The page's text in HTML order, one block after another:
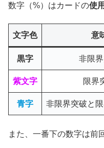
数字（%）はカードの使
文字色 意
黒字 非限
紫文字 限界
青字 非限界突破と
また、一番下の数字は前